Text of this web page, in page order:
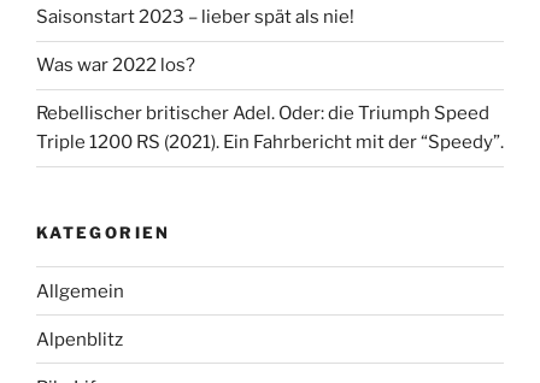
Saisonstart 2023 – lieber spät als nie!
Was war 2022 los?
Rebellischer britischer Adel. Oder: die Triumph Speed
Triple 1200 RS (2021). Ein Fahrbericht mit der “Speedy”.
KATEGORIEN
Allgemein
Alpenblitz